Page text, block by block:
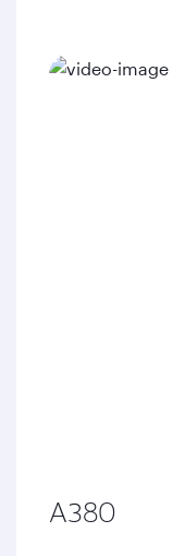
A380